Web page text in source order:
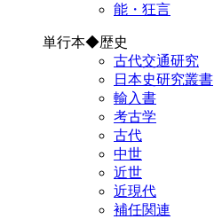
能・狂言
単行本◆歴史
古代交通研究
日本史研究叢書
輸入書
考古学
古代
中世
近世
近現代
補任関連